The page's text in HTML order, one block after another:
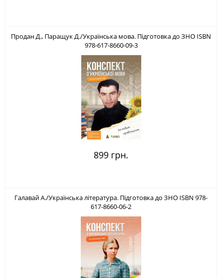
Продан Д., Паращук Д./Українська мова. Підготовка до ЗНО ISBN
978-617-8660-09-3
899 грн.
Галавай А./Українська література. Підготовка до ЗНО ISBN 978-
617-8660-06-2